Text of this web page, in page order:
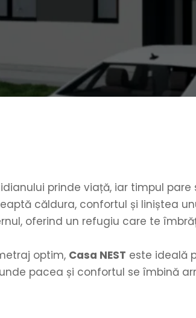
prinde viață, iar timpul
oferind un refugiu care te
optim, Casa NEST este ideală
pacea și confortul se îmbină